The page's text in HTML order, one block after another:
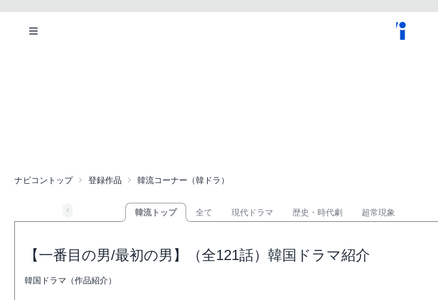
ナビコントップ 登録作品 韓流コーナー（韓ドラ）
韓流トップ 全て 現代ドラマ 歴史・時代劇 超常現象
【一番目の男/最初の男】（全121話）韓国ドラマ紹介
韓国ドラマ（作品紹介）